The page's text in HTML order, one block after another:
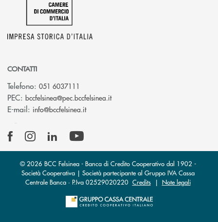
CONTATTI
Telefono: 051 6037111
PEC: bccfelsinea@pec.bccfelsinea.it(si apre l’app di posta
E-mail: info@bccfelsinea.it(si apre l’app di posta elettronica)
© 2026 BCC Felsinea - Banca di Credito Cooperativo dal 1902 -
Società Cooperativa | Società partecipante al Gruppo IVA Cassa
Centrale Banca · P.Iva 02529020220 Credits| Note legali